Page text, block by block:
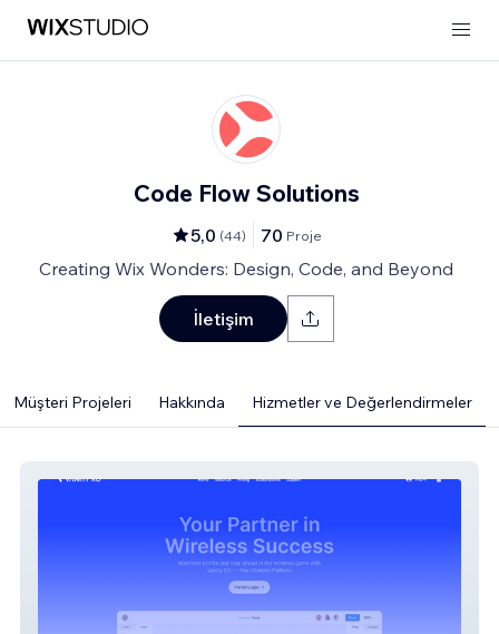
Code Flow Solutions
5,0 (44) 70 Proje
Creating Wix Wonders: Design, Code, and Beyond
İletişim
Müşteri Projeleri Hakkında Hizmetler ve Değerlendirmeler